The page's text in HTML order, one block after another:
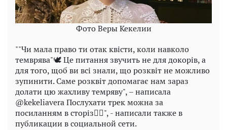
Фото Веры Кекелии
""Чи мала право ти отак квісти, коли навколо
темврява"🕊️ Це питання звучить не для докорів, а
для того, щоб ви всі знали, що розквіт не можливо
зупинити. Саме розквіт допомагає нам зараз
долати цю жахливу темряву", – написала
@kekeliavera Послухати трек можна за
посиланням в сторіз👆🏻", - написали также в
публикации в социальной сети.